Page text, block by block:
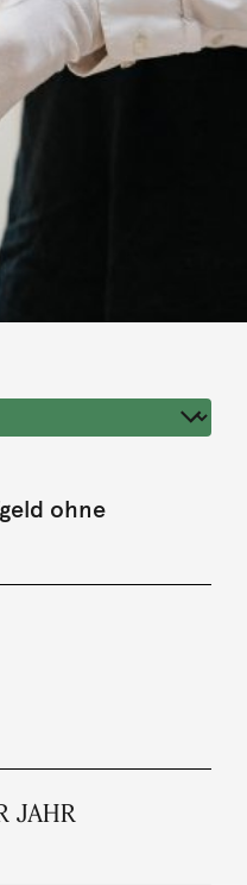
ohne
JAHR